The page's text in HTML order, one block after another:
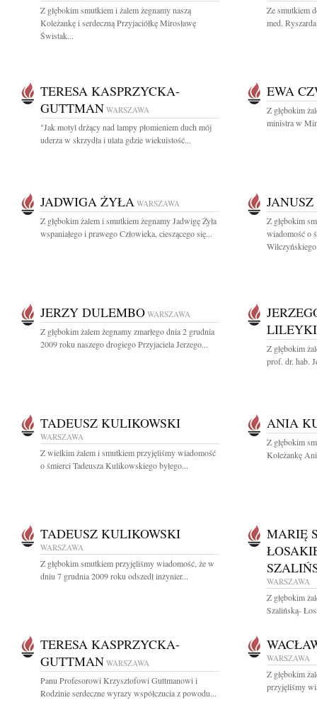
Z głębokim smutkiem i żalem żegnamy naszą
Koleżankę i serdeczną Przyjaciółkę Mirosławę
Świstak...
Ze smutkiem
med.
TERESA KASPRZYCKA-
GUTTMAN WARSZAWA
"Jak motyl drżący nad lampy płomieniem duch mój
uderza w skrzydła i ulata gdzie wiekuistość...
EWA
Z głębokim
ministra w
JADWIGA ŻYŁA WARSZAWA
Z głębokim żalem i smutkiem żegnamy Jadwigę Żyła
wspaniałego i prawego Człowieka, cieszącego się...
Z głębokim
wiadomość o
JERZY DULEMBO WARSZAWA
Z głębokim żalem żegnamy zmarłego dnia 2 grudnia
2009 roku naszego drogiego Przyjaciela Jerzego...
LILEYKI
Z głębokim
prof. dr. hab.
TADEUSZ KULIKOWSKI
WARSZAWA
Z wielkim żalem i smutkiem przyjęliśmy wiadomość
o śmierci Tadeusza Kulikowskiego byłego...
ANIA
Z głębokim
Koleżankę
TADEUSZ KULIKOWSKI
WARSZAWA
Z głębokim smutkiem przyjęliśmy wiadomość, że w
dniu 7 grudnia 2009 roku odszedł inżynier...
MARIĘ
WARSZAWA
Z głębokim
Szalińską-
TERESA KASPRZYCKA-
GUTTMAN WARSZAWA
Panu Profesorowi Krzysztofowi Guttmanowi i
Rodzinie serdeczne wyrazy współczucia z powodu...
WARSZAWA
Z głębokim
przyjęliśmy